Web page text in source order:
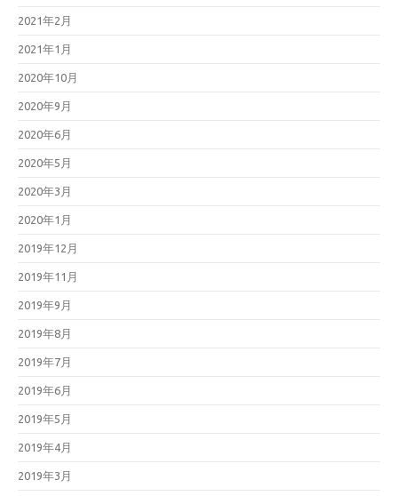
2021年2月
2021年1月
2020年10月
2020年9月
2020年6月
2020年5月
2020年3月
2020年1月
2019年12月
2019年11月
2019年9月
2019年8月
2019年7月
2019年6月
2019年5月
2019年4月
2019年3月